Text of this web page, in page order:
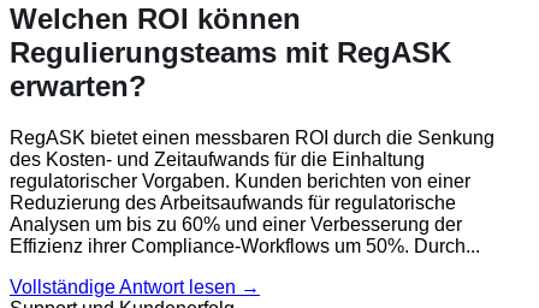
Welchen ROI können
Regulierungsteams mit RegASK
erwarten?
RegASK bietet einen messbaren ROI durch die Senkung
des Kosten- und Zeitaufwands für die Einhaltung
regulatorischer Vorgaben. Kunden berichten von einer
Reduzierung des Arbeitsaufwands für regulatorische
Analysen um bis zu 60% und einer Verbesserung der
Effizienz ihrer Compliance-Workflows um 50%. Durch...
Vollständige Antwort lesen →